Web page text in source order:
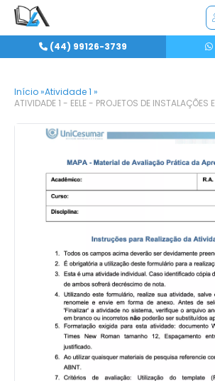
(44) 99126-3739
Início »Atividade 1 »
ATIVIDADE 1 - EELE - PROJETOS DE